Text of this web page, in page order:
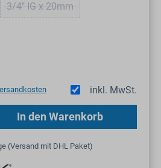
3/4" IG x 20mm(Diese Option ist zurzeit nicht
inkl. MwSt.
Gib den gewünschten
In den Warenkorb
(Versand mit DHL Paket)